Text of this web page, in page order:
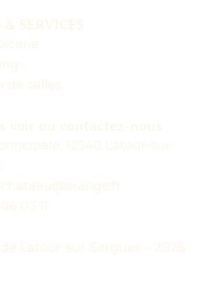
SERVICES
de salles
voir ou contactez-nous
12540 Latour-sur-
03 11
Latour-sur-Sorgues – 2026